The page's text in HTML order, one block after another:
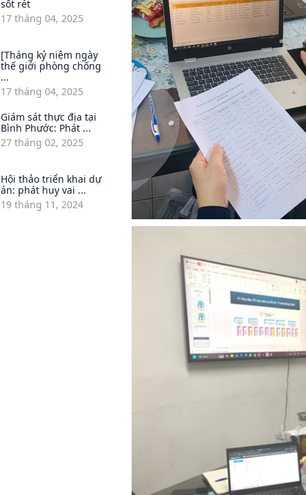
sốt rét
17 tháng 04, 2025
[Tháng kỷ niệm ngày
thế giới phòng chống
...
17 tháng 04, 2025
Giám sát thực địa tại
Bình Phước: Phát ...
27 tháng 02, 2025
Hội thảo triển khai dự
án: phát huy vai ...
19 tháng 11, 2024